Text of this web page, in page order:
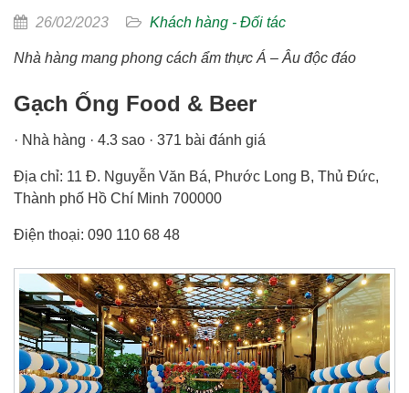
26/02/2023 Khách hàng - Đối tác
Nhà hàng mang phong cách ẩm thực Á – Âu độc đáo
Gạch Ống Food & Beer
· Nhà hàng · 4.3 sao · 371 bài đánh giá
Địa chỉ: 11 Đ. Nguyễn Văn Bá, Phước Long B, Thủ Đức,
Thành phố Hồ Chí Minh 700000
Điện thoại: 090 110 68 48